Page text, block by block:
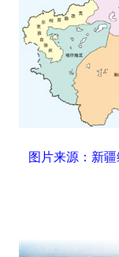
图片来源：新